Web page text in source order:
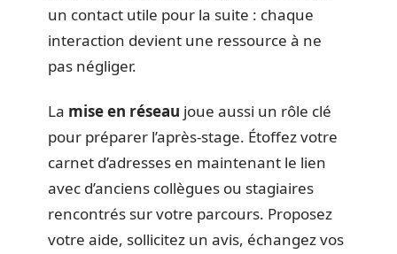
un contact utile pour la suite : chaque
interaction devient une ressource à ne
pas négliger.
La mise en réseau joue aussi un rôle clé
pour préparer l’après-stage. Étoffez votre
carnet d’adresses en maintenant le lien
avec d’anciens collègues ou stagiaires
rencontrés sur votre parcours. Proposez
votre aide, sollicitez un avis, échangez vos